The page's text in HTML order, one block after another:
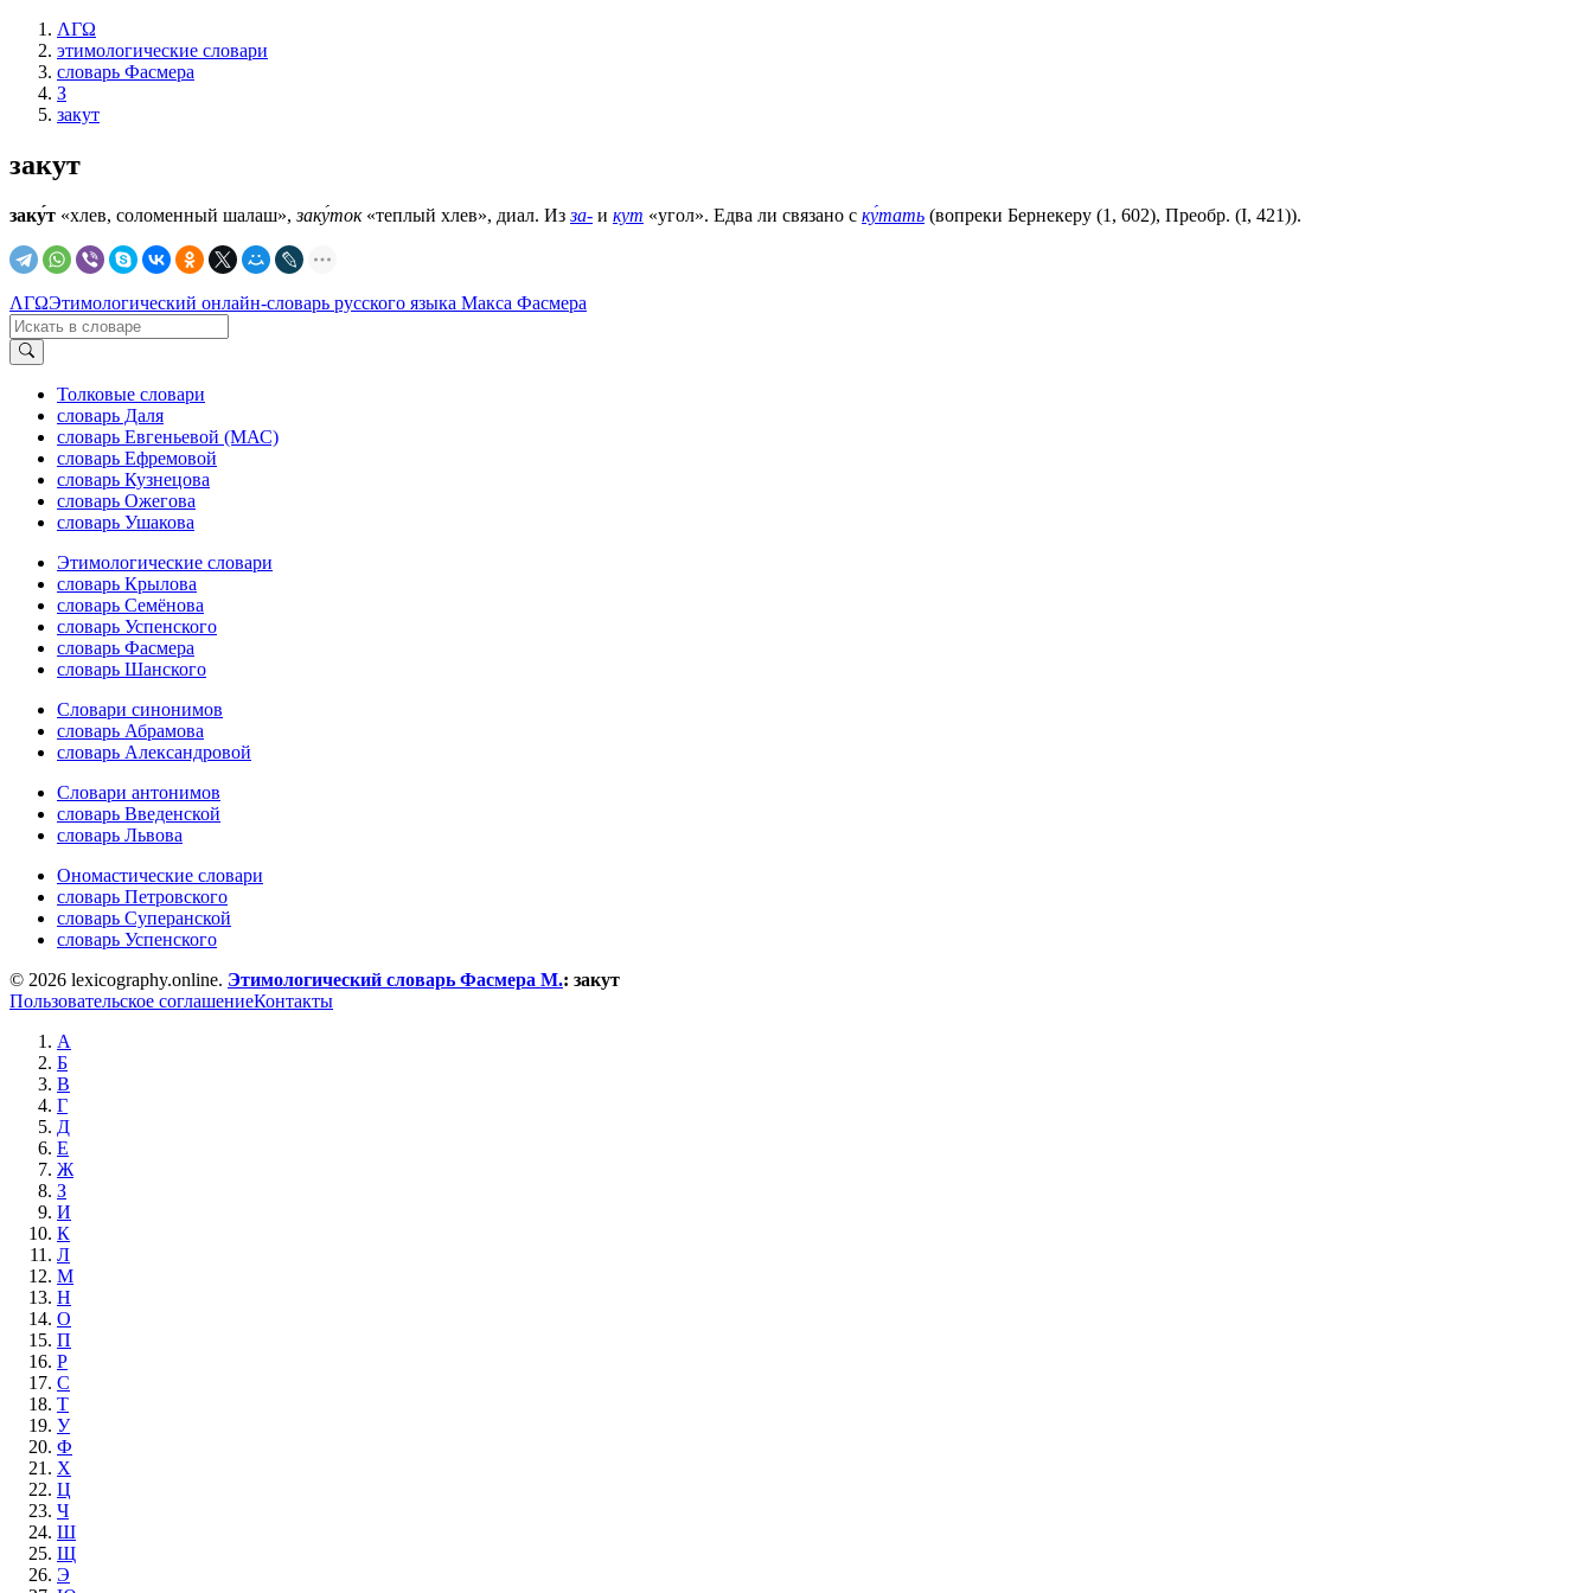
ΛΓΩ
этимологические словари
словарь Фасмера
З
закут
закут
заку́т «хлев, соломенный шалаш»,заку́ток«теплый хлев», диал. Изза- и кут «угол». Едва ли связано с ку́тать (вопреки Бернекеру (1, 602), Преобр. (I, 421)).
ΛΓΩЭтимологический онлайн-словарь русского языка Макса Фасмера
Толковые словари
словарь Даля
словарь Евгеньевой (МАС)
словарь Ефремовой
словарь Кузнецова
словарь Ожегова
словарь Ушакова
Этимологические словари
словарь Крылова
словарь Семёнова
словарь Успенского
словарь Фасмера
словарь Шанского
Словари синонимов
словарь Абрамова
словарь Александровой
Словари антонимов
словарь Введенской
словарь Львова
Ономастические словари
словарь Петровского
словарь Суперанской
словарь Успенского
© 2026 lexicography.online. Этимологический словарь Фасмера М.: закут
Пользовательское соглашениеКонтакты
А
Б
В
Г
Д
Е
Ж
З
И
К
Л
М
Н
О
П
Р
С
Т
У
Ф
Х
Ц
Ч
Ш
Щ
Э